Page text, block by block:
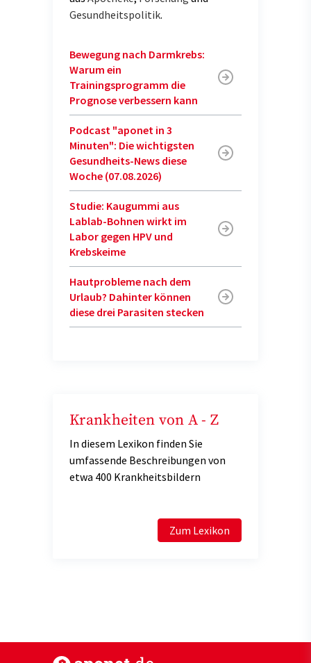
Gesundheitspolitik.
Bewegung nach Darmkrebs:
Warum ein
Trainingsprogramm die
Prognose verbessern kann
Podcast "aponet in 3
Minuten": Die wichtigsten
Gesundheits-News diese
Woche (07.08.2026)
Studie: Kaugummi aus
Lablab-Bohnen wirkt im
Labor gegen HPV und
Krebskeime
Hautprobleme nach dem
Urlaub? Dahinter können
diese drei Parasiten stecken
Krankheiten von A - Z
In diesem Lexikon finden Sie
umfassende Beschreibungen von
etwa 400 Krankheitsbildern
Zum Lexikon